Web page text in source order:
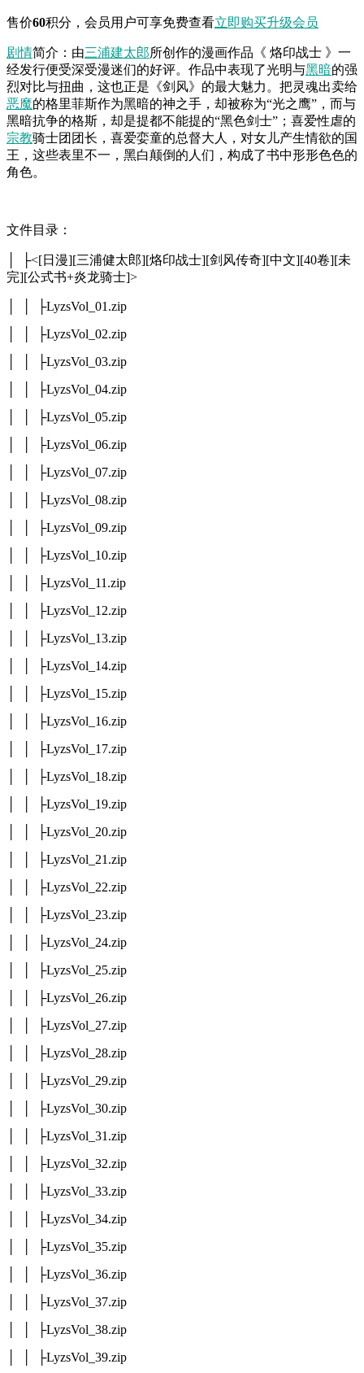
售价60积分 ，会员用户可享免费查看立即购买升级会员
剧情简介：由三浦建太郎所创作的漫画作品《 烙印战士 》一
经发行便受深受漫迷们的好评。作品中表现了光明与黑暗的强
烈对比与扭曲，这也正是《剑风》的最大魅力。把灵魂出卖给
恶魔的格里菲斯作为黑暗的神之手，却被称为“光之鹰”，而与
黑暗抗争的格斯，却是提都不能提的“黑色剑士”；喜爱性虐的
宗教骑士团团长，喜爱娈童的总督大人，对女儿产生情欲的国
王，这些表里不一，黑白颠倒的人们，构成了书中形形色色的
角色。
文件目录：
│ ├<[日漫][三浦健太郎][烙印战士][剑风传奇][中文][40卷][未
完][公式书+炎龙骑士]>
│ │ ├LyzsVol_01.zip
│ │ ├LyzsVol_02.zip
│ │ ├LyzsVol_03.zip
│ │ ├LyzsVol_04.zip
│ │ ├LyzsVol_05.zip
│ │ ├LyzsVol_06.zip
│ │ ├LyzsVol_07.zip
│ │ ├LyzsVol_08.zip
│ │ ├LyzsVol_09.zip
│ │ ├LyzsVol_10.zip
│ │ ├LyzsVol_11.zip
│ │ ├LyzsVol_12.zip
│ │ ├LyzsVol_13.zip
│ │ ├LyzsVol_14.zip
│ │ ├LyzsVol_15.zip
│ │ ├LyzsVol_16.zip
│ │ ├LyzsVol_17.zip
│ │ ├LyzsVol_18.zip
│ │ ├LyzsVol_19.zip
│ │ ├LyzsVol_20.zip
│ │ ├LyzsVol_21.zip
│ │ ├LyzsVol_22.zip
│ │ ├LyzsVol_23.zip
│ │ ├LyzsVol_24.zip
│ │ ├LyzsVol_25.zip
│ │ ├LyzsVol_26.zip
│ │ ├LyzsVol_27.zip
│ │ ├LyzsVol_28.zip
│ │ ├LyzsVol_29.zip
│ │ ├LyzsVol_30.zip
│ │ ├LyzsVol_31.zip
│ │ ├LyzsVol_32.zip
│ │ ├LyzsVol_33.zip
│ │ ├LyzsVol_34.zip
│ │ ├LyzsVol_35.zip
│ │ ├LyzsVol_36.zip
│ │ ├LyzsVol_37.zip
│ │ ├LyzsVol_38.zip
│ │ ├LyzsVol_39.zip